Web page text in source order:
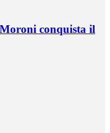
conquista il